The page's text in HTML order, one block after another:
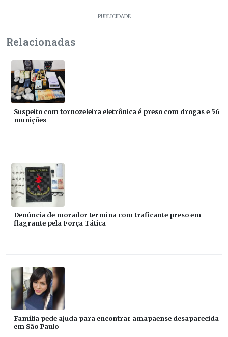
PUBLICIDADE
Relacionadas
Suspeito com tornozeleira eletrônica é preso com drogas e 56
munições
Denúncia de morador termina com traficante preso em
flagrante pela Força Tática
Família pede ajuda para encontrar amapaense desaparecida
em São Paulo